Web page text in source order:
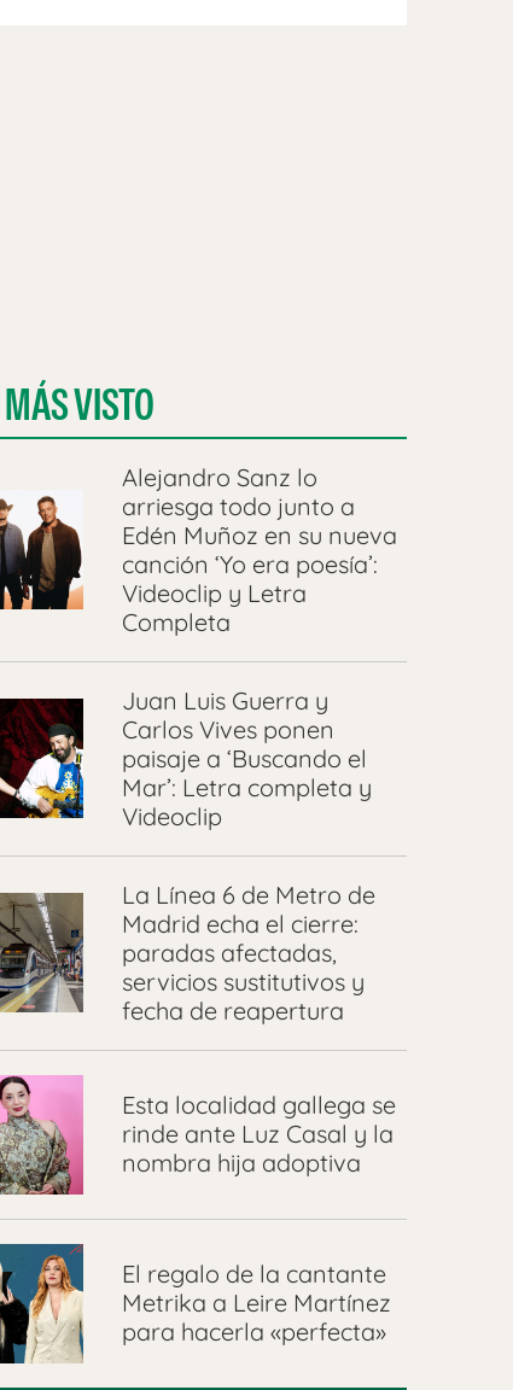
VISTO
Alejandro Sanz lo
arriesga todo junto a
Edén Muñoz en su nueva
canción ‘Yo era poesía’:
Videoclip y Letra
Completa
Juan Luis Guerra y
Carlos Vives ponen
paisaje a ‘Buscando el
Mar’: Letra completa y
Videoclip
La Línea 6 de Metro de
Madrid echa el cierre:
paradas afectadas,
servicios sustitutivos y
fecha de reapertura
Esta localidad gallega se
rinde ante Luz Casal y la
nombra hija adoptiva
El regalo de la cantante
Metrika a Leire Martínez
para hacerla «perfecta»